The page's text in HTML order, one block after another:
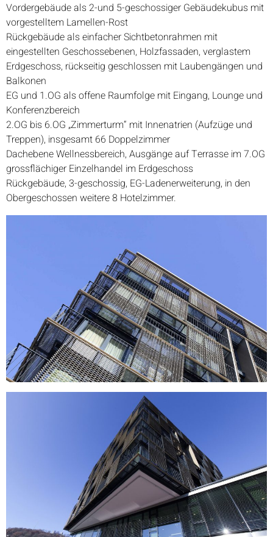
Vordergebäude als 2-und 5-geschossiger Gebäudekubus mit
vorgestelltem Lamellen-Rost
Rückgebäude als einfacher Sichtbetonrahmen mit
eingestellten Geschossebenen, Holzfassaden, verglastem
Erdgeschoss, rückseitig geschlossen mit Laubengängen und
Balkonen
EG und 1.OG als offene Raumfolge mit Eingang, Lounge und
Konferenzbereich
2.OG bis 6.OG „Zimmerturm“ mit Innenatrien (Aufzüge und
Treppen), insgesamt 66 Doppelzimmer
Dachebene Wellnessbereich, Ausgänge auf Terrasse im 7.OG
grossflächiger Einzelhandel im Erdgeschoss
Rückgebäude, 3-geschossig, EG-Ladenerweiterung, in den
Obergeschossen weitere 8 Hotelzimmer.